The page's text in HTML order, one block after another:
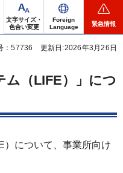
文字サイズ・
色合い変更
Foreign
Language
緊急情報
：57736 更新日:2026年3月26日
ム（LIFE）」につ
について、事業所向け